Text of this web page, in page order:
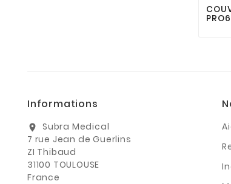
Informations
location_on
Subra Medical
7 rue Jean de Guerlins
ZI Thibaud
31100 TOULOUSE
France